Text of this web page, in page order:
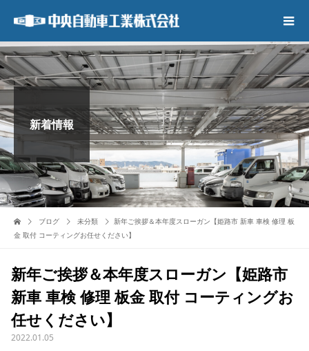
新着情報
ブログ 未分類
新年ご挨拶＆本年度スローガン【姫路市 新車 車検 修理 板
金 取付 コーティングお任せください】
新年ご挨拶＆本年度スローガン【姫路市
新車 車検 修理 板金 取付 コーティングお
任せください】
2022.01.05